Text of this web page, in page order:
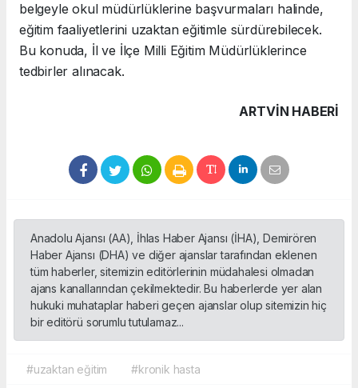
belgeyle okul müdürlüklerine başvurmaları halinde,
eğitim faaliyetlerini uzaktan eğitimle sürdürebilecek.
Bu konuda, İl ve İlçe Milli Eğitim Müdürlüklerince
tedbirler alınacak.
ARTVIN HABERİ
Anadolu Ajansı (AA), İhlas Haber Ajansı (İHA), Demirören
Haber Ajansı (DHA) ve diğer ajanslar tarafından eklenen
tüm haberler, sitemizin editörlerinin müdahalesi olmadan
ajans kanallarından çekilmektedir. Bu haberlerde yer alan
hukuki muhataplar haberi geçen ajanslar olup sitemizin hiç
bir editörü sorumlu tutulamaz...
#uzaktan eğitim #kronik hasta